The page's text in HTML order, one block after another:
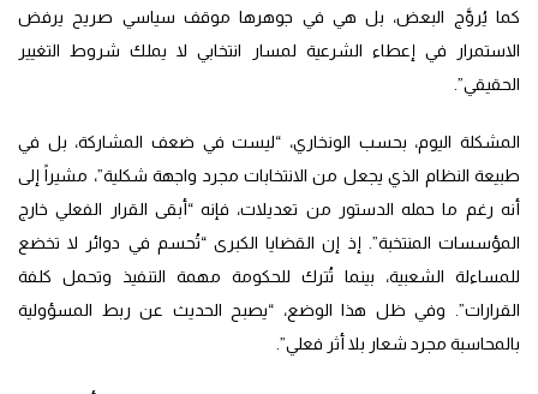
كما يُروَّج البعض، بل هي في جوهرها موقف سياسي صريح يرفض
الاستمرار في إعطاء الشرعية لمسار انتخابي لا يملك شروط التغيير
الحقيقي”.
المشكلة اليوم، بحسب الونخاري، “ليست في ضعف المشاركة، بل في
طبيعة النظام الذي يجعل من الانتخابات مجرد واجهة شكلية”، مشيراً إلى
أنه رغم ما حمله الدستور من تعديلات، فإنه “أبقى القرار الفعلي خارج
المؤسسات المنتخبة”. إذ إن القضايا الكبرى “تُحسم في دوائر لا تخضع
للمساءلة الشعبية، بينما تُترك للحكومة مهمة التنفيذ وتحمل كلفة
القرارات”. وفي ظل هذا الوضع، “يصبح الحديث عن ربط المسؤولية
بالمحاسبة مجرد شعار بلا أثر فعلي”.